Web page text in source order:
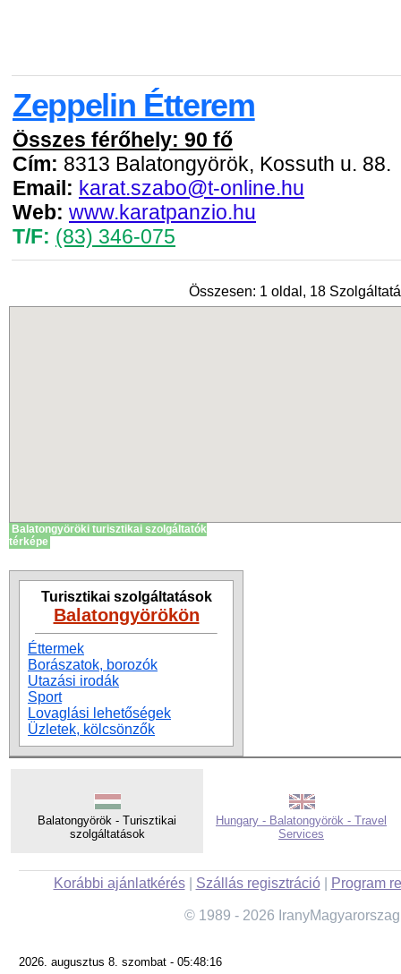
Zeppelin Étterem
Összes férőhely: 90 fő
Cím: 8313 Balatongyörök, Kossuth u. 88.
Email: karat.szabo@t-online.hu
Web: www.karatpanzio.hu
T/F: (83) 346-075
Összesen: 1 oldal, 18
Balatongyöröki turisztikai szolgáltatók
térképe
Turisztikai szolgáltatások
Balatongyörökön
Éttermek
Borászatok, borozók
Utazási irodák
Sport
Lovaglási lehetőségek
Üzletek, kölcsönzők
Balatongyörök - Turisztikai
szolgáltatások
Hungary - Balatongyörök - Travel
Services
Korábbi ajánlatkérés| Szállás regisztráció| Program
© 1989 - 2026
2026. augusztus 8. szombat - 05:48:16